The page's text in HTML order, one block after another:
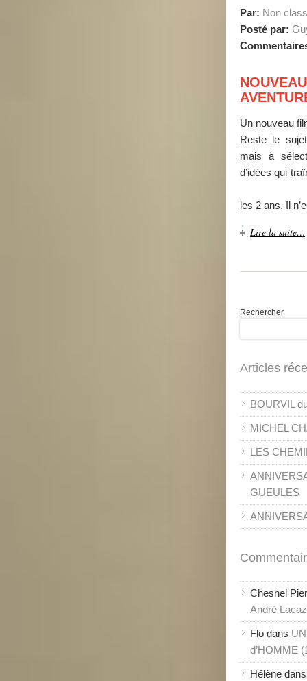
Par: Non
Posté par:
Un nouveau
Reste le
mais à
d’idées qui
les 2 ans. Il
Lire la suite…
Rechercher
Articles
BOURVIL
MICHEL
LES
GUEULES
Chesnel
André
Flo dans
d’HOMME
Hélène